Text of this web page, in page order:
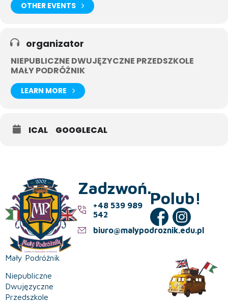
OTHER EVENTS
organizator
NIEPUBLICZNE DWUJĘZYCZNE PRZEDSZKOLE
MAŁY PODRÓŻNIK
LEARN MORE
ICAL GOOGLECAL
Mały Podróżnik
Niepubliczne
Dwujęzyczne
Przedszkole
Zadzwoń.
+48 539 989
542
biuro@malypodroznik.edu.pl
Polub!